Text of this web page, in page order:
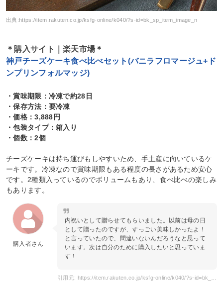
出典: https://item.rakuten.co.jp/ksfg-online/k040/?s-id=bk_sp_item_image_n
＊購入サイト｜楽天市場＊
神戸チーズケーキ食べ比べセット(バニラフロマージュ+ド
ンプリンフォルマッジ)
・賞味期限：冷凍で約28日
・保存方法：要冷凍
・価格：3,888円
・包装タイプ：箱入り
・個数：2個
チーズケーキは持ち運びもしやすいため、手土産に向いているケ
ーキです。冷凍なので賞味期限もある程度の長さがあるため安心
です。2種類入っているのでボリュームもあり、食べ比べの楽しみ
もあります。
購入者さん
内祝いとして贈らせてもらいました。以前は母の日
として贈ったのですが、すっごい美味しかったよ！
と言っていたので、間違いないんだろうなと思って
います。次は自分のために購入したいと思っていま
す！